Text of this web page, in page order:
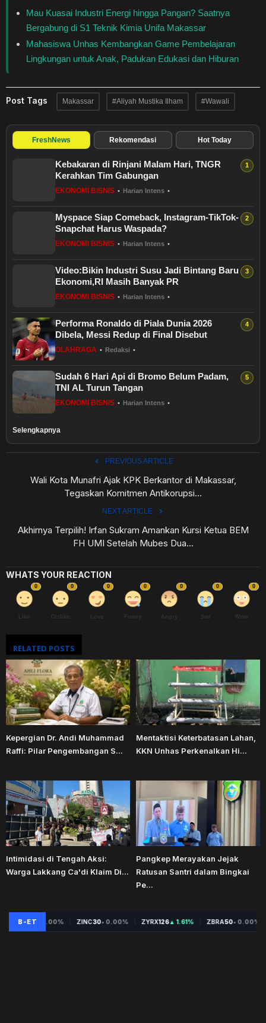
Mau Kuasai Industri Energi hingga Pangan? Saatnya
Bergabung di S1 Teknik Kimia Unifa Makassar
Mahasiswa Unhas Kembangkan Game Pembelajaran
Lingkungan untuk Anak, Padukan Edukasi dan Hiburan
Post Tags Makassar #Aliyah Mustika Ilham #Wawali
FreshNews Rekomendasi Hot Today
Kebakaran di Rinjani Malam Hari, TNGR
Kerahkan Tim Gabungan
EKONOMI BISNIS • Harian Intens •
Myspace Siap Comeback, Instagram-TikTok-
Snapchat Harus Waspada?
EKONOMI BISNIS • Harian Intens •
Video:Bikin Industri Susu Jadi Bintang Baru
Ekonomi,RI Masih Banyak PR
EKONOMI BISNIS • Harian Intens •
Performa Ronaldo di Piala Dunia 2026
Dibela, Messi Redup di Final Disebut
OLAHRAGA • Redaksi •
Sudah 6 Hari Api di Bromo Belum Padam,
TNI AL Turun Tangan
EKONOMI BISNIS • Harian Intens •
Selengkapnya
PREVIOUS ARTICLE
Wali Kota Munafri Ajak KPK Berkantor di Makassar,
Tegaskan Komitmen Antikorupsi...
NEXT ARTICLE
Akhirnya Terpilih! Irfan Sukram Amankan Kursi Ketua BEM
FH UMI Setelah Mubes Dua...
WHATS YOUR REACTION
0 0
Dislike
0
Love
0
Funny
0
Angry
0
Sad
0
Wow
RELATED POSTS
Kepergian Dr. Andi Muhammad
Raffi: Pilar Pengembangan S...
Mentaktisi Keterbatasan Lahan,
KKN Unhas Perkenalkan Hi...
Intimidasi di Tengah Aksi:
Warga Lakkang Ca'di Klaim Di...
Pangkep Merayakan Jejak
Ratusan Santri dalam Bingkai
Pe...